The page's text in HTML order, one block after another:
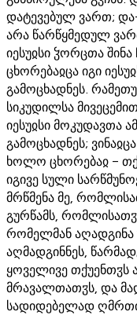
დატევებულ ვართ;
არა წარწყმედულ
იესუჲსი ჴორცთა
ცხორებაჲცა იგი
გამოცხადნეს.
სიკუდილსა
იესუჲსი მოკუდავთა
გამოცხადნეს;
ხოლო ცხორებაჲ -
იგივე სული
მრწმენა მე,
გურწამს,
რომელმან აღადგინა
აღმადგინნეს,
ყოველივე თქუენთჳს
მრავალთათჳს, და
სადიდებელად